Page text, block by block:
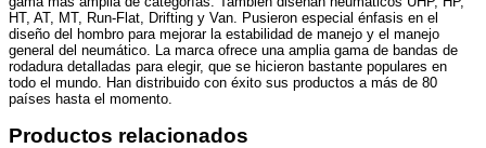
HT, AT, MT, Run-Flat, Drifting y Van. Pusieron especial énfasis en el
diseño del hombro para mejorar la estabilidad de manejo y el manejo
general del neumático. La marca ofrece una amplia gama de bandas de
rodadura detalladas para elegir, que se hicieron bastante populares en
todo el mundo. Han distribuido con éxito sus productos a más de 80
países hasta el momento.
Productos relacionados